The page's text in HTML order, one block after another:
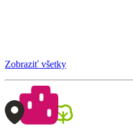
Zobraziť všetky